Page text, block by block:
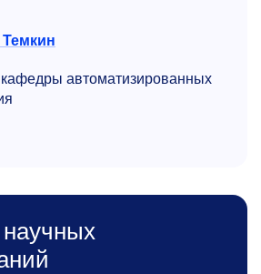
автоматизированных